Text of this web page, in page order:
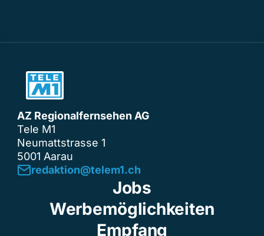
AZ Regionalfernsehen AG
Tele M1
Neumattstrasse 1
5001 Aarau
redaktion@telem1.ch
Jobs
Werbemöglichkeiten
Empfang